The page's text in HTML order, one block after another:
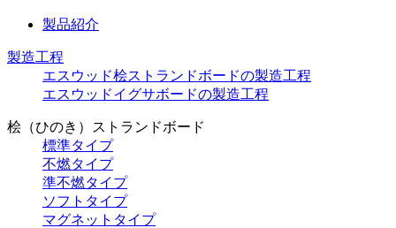
製品紹介
製造工程
エスウッド桧ストランドボードの製造工程
エスウッドイグサボードの製造工程
桧（ひのき）ストランドボード
標準タイプ
不燃タイプ
準不燃タイプ
ソフトタイプ
マグネットタイプ